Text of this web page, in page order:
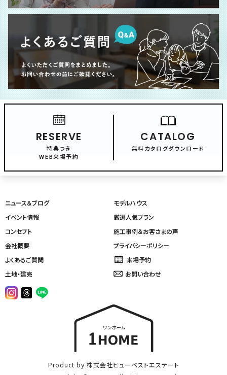
RESERVE
特典つき
WEB来場予約
CATALOG
無料カタログダウンロード
ニュース＆ブログ
イベント情報
コンセプト
会社概要
モデルハウス
厳選人気プラン
施工事例＆お客さまの声
プライバシーポリシー
よくあるご質問
土地・建売
来場予約
お問い合わせ
Product by 株式会社ヒューベストエステート